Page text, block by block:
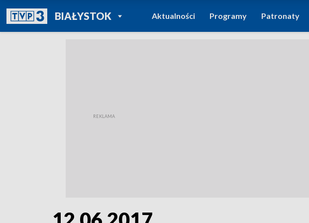
BIAŁYSTOKPOWRÓT DO
TVP REGIONY
Aktualności Programy Patronaty